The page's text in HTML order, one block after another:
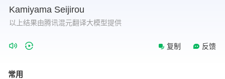
Kamiyama Seijirou
以上结果由腾讯混元翻译大模型提供
复制 反馈
常用